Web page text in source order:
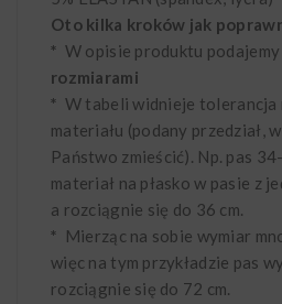
Oto kilka kroków jak
* W opisie produktu podajemy
rozmiarami
* W tabeli widnieje tolerancja
materiału (podany przedział,
Państwo zmieścić). Np. pas
materiał na płasko w pasie z
a rozciągnie się do 36 cm.
* Mierząc na sobie wymiar
więc na tym przykładzie pas
rozciągnie się do 72 cm.